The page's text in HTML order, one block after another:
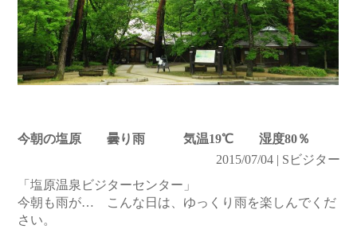
今朝の塩原 曇り雨 気温19℃ 湿度80％
2015/07/04 | Sビジター
「塩原温泉ビジターセンター」
今朝も雨が… こんな日は、ゆっくり雨を楽しんでくだ
さい。